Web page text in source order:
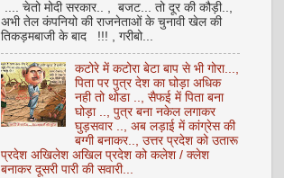
.... चेतो मोदी सरकार.. , बजट... तो दूर की कौड़ी..,
अभी तेल कंपनियो की राजनेताओं के चुनावी खेल की
तिकड़मबाजी के बाद !!! , गरीबो...
कटोरे में कटोरा बेटा बाप से भी गोरा...,
पिता पर पुत्र देश का घोड़ा अधिक
नही तो थोडा .., सैफई में पिता बना
घोड़ा .., पुत्र बना नकेल लगाकर
घुड़सवार .., अब लड़ाई में कांग्रेस की
बग्गी बनाकर.., उत्तर प्रदेश को उतारू
प्रदेश अखिलेश अखिल प्रदेश को कलेश / क्लेश
बनाकर दूसरी पारी की सवारी...